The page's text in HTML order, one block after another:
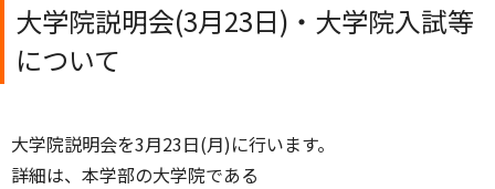
大学院説明会(3月23日)・大学院入試等
について
大学院説明会を3月23日(月)に行います。
詳細は、本学部の大学院である